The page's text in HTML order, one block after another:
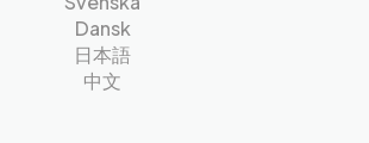
Dansk
日本語
中文